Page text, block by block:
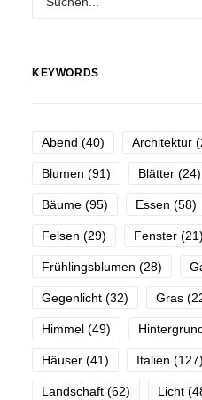
KEYWORDS
Abend (40) Architektur
Blumen (91) Blätter (24)
Bäume (95) Essen (58)
Felsen (29) Fenster (21)
Frühlingsblumen (28)
Gegenlicht (32) Gras
Himmel (49)
Häuser (41) Italien (127)
Landschaft (62) Licht